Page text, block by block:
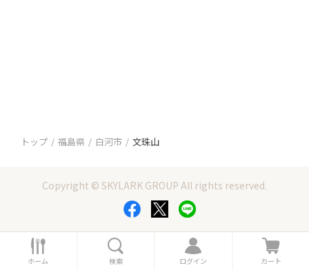
トップ 福島県 白河市 文珠山
Copyright © SKYLARK GROUP All rights reserved.
ホ
ー
ホーム 索
検索
ロ
グ
ログイン
カ
ー
カート